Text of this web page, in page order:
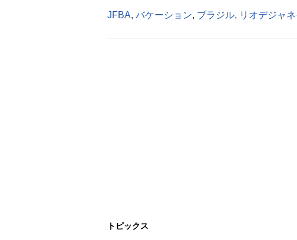
JFBA, バケーション, ブラジル, リオデジャネ
トピックス